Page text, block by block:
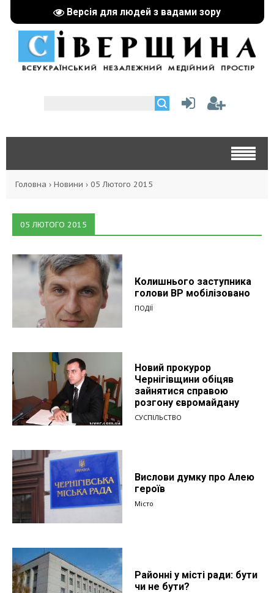
Версія для людей з вадами зору
Головна › Новини › 05 Лютого 2015
05 ЛЮТОГО 2015
Колишнього заступника
голови ВР мобілізовано
ПОДІЇ
Новий прокурор
Чернігівщини обіцяв
зайнятися справою
розгону євромайдану
СУСПІЛЬСТВО
Вислови думку про Алею
героїв
Місто
Районні у місті ради: бути
чи не бути?